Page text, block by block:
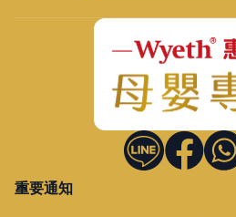
重要通知